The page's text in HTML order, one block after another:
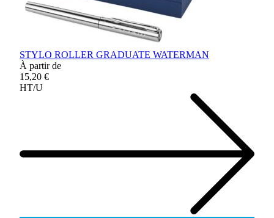
STYLO ROLLER GRADUATE WATERMAN
À partir de
15,20 €
HT/U